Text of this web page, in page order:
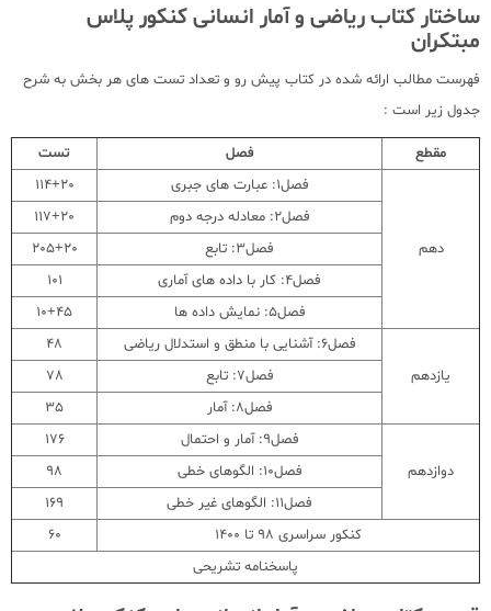
ساختار کتاب ریاضی و آمار انسانی کنکور پلاس
مبتکران
فهرست مطالب ارائه شده در کتاب پیش رو و تعداد تست های هر بخش به شرح
جدول زیر است :
مقطع فصل تست
دهم
فصل1: عبارت های جبری
114+20
فصل2: معادله درجه دوم
117+20
فصل3: تابع
205+20
فصل4: کار با داده های آماری
101
فصل5: نمایش داده ها
10+45
یازدهم
فصل6: آشنایی با منطق و استدلال ریاضی
48
فصل7: تابع
78
فصل8: آمار
35
دوازدهم
فصل9: آمار و احتمال
176
فصل10: الگوهای خطی
98
فصل11: الگوهای غیر خطی
169
کنکور سراسری 98 تا 1400
60
پاسخنامه تشریحی